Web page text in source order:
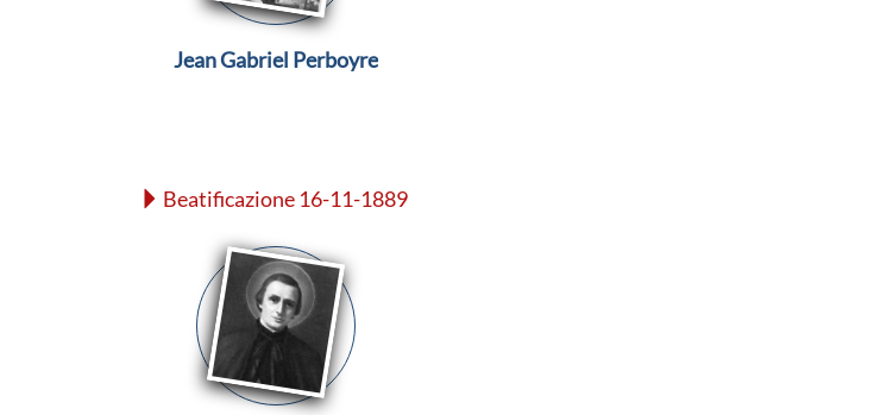
Jean Gabriel Perboyre
Beatificazione 16-11-1889